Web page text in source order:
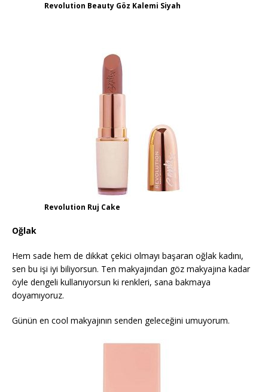
Revolution Beauty Göz Kalemi Siyah
Revolution Ruj Cake
Oğlak
Hem sade hem de dikkat çekici olmayı başaran oğlak kadını,
sen bu işi iyi biliyorsun. Ten makyajından göz makyajına kadar
öyle dengeli kullanıyorsun ki renkleri, sana bakmaya
doyamıyoruz.
Günün en cool makyajının senden geleceğini umuyorum.